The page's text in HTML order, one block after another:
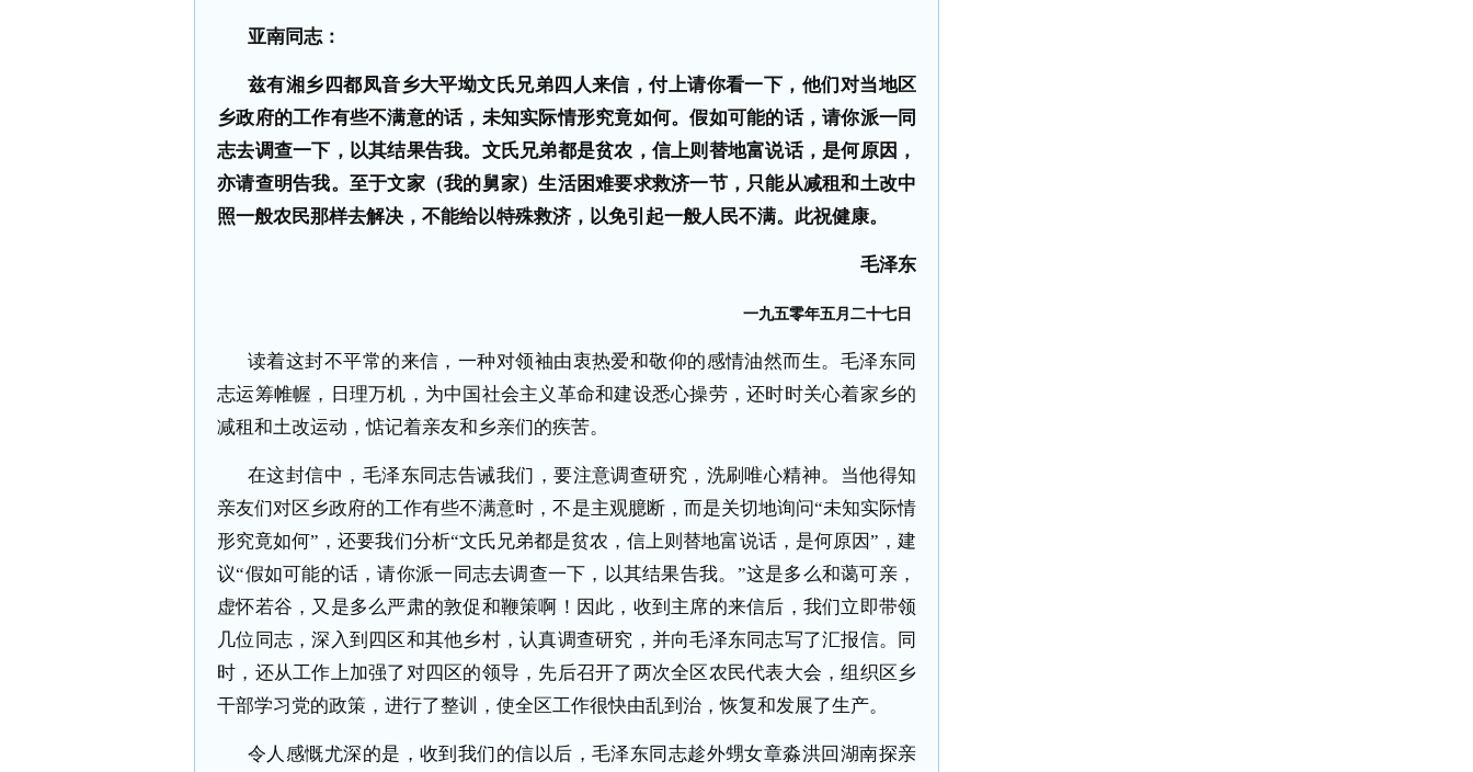
亚南同志：
兹有湘乡四都凤音乡大平坳文氏兄弟四人来信，付上请你看一下，他们对当地区
乡政府的工作有些不满意的话，未知实际情形究竟如何。假如可能的话，请你派一同
志去调查一下，以其结果告我。文氏兄弟都是贫农，信上则替地富说话，是何原因，
亦请查明告我。至于文家（我的舅家）生活困难要求救济一节，只能从减租和土改中
照一般农民那样去解决，不能给以特殊救济，以免引起一般人民不满。此祝健康。
毛泽东
一九五零年五月二十七日
读着这封不平常的来信，一种对领袖由衷热爱和敬仰的感情油然而生。毛泽东同
志运筹帷幄，日理万机，为中国社会主义革命和建设悉心操劳，还时时关心着家乡的
减租和土改运动，惦记着亲友和乡亲们的疾苦。
在这封信中，毛泽东同志告诫我们，要注意调查研究，洗刷唯心精神。当他得知
亲友们对区乡政府的工作有些不满意时，不是主观臆断，而是关切地询问“未知实际情
形究竟如何”，还要我们分析“文氏兄弟都是贫农，信上则替地富说话，是何原因”，建
议“假如可能的话，请你派一同志去调查一下，以其结果告我。”这是多么和蔼可亲，
虚怀若谷，又是多么严肃的敦促和鞭策啊！因此，收到主席的来信后，我们立即带领
几位同志，深入到四区和其他乡村，认真调查研究，并向毛泽东同志写了汇报信。同
时，还从工作上加强了对四区的领导，先后召开了两次全区农民代表大会，组织区乡
干部学习党的政策，进行了整训，使全区工作很快由乱到治，恢复和发展了生产。
令人感慨尤深的是，收到我们的信以后，毛泽东同志趁外甥女章淼洪回湖南探亲